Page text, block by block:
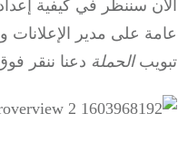
الآن سننظر في كيفية
عامة على مدير
تبويبالحملة دعنا ننقر